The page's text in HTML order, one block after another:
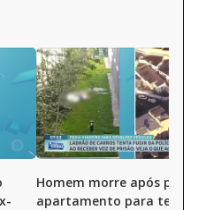
Homem morre após
apartamento para tentar